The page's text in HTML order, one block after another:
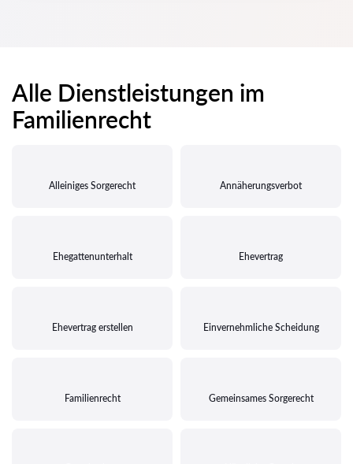
Alle Dienstleistungen im
Familienrecht
Alleiniges Sorgerecht Annäherungsverbot
Ehegattenunterhalt Ehevertrag
Ehevertrag erstellen Einvernehmliche Scheidung
Familienrecht Gemeinsames Sorgerecht